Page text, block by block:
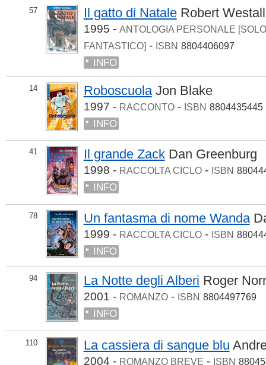
57 Il gatto di Natale Robert Westall
1995 - ANTOLOGIA PERSONALE
FANTASTICO]- ISBN 8804406097
INFO
14 Roboscuola Jon Blake
1997 - RACCONTO- ISBN 8804435445
INFO
41 Il grande Zack Dan Greenburg
1998 - RACCOLTA CICLO- ISBN
INFO
78 Un fantasma di nome Wanda
1999 - RACCOLTA CICLO- ISBN
INFO
94 La Notte degli Alberi Roger
2001 - ROMANZO- ISBN 8804497769
INFO
110 La cassiera di sangue blu
2004 - ROMANZO BREVE - ISBN